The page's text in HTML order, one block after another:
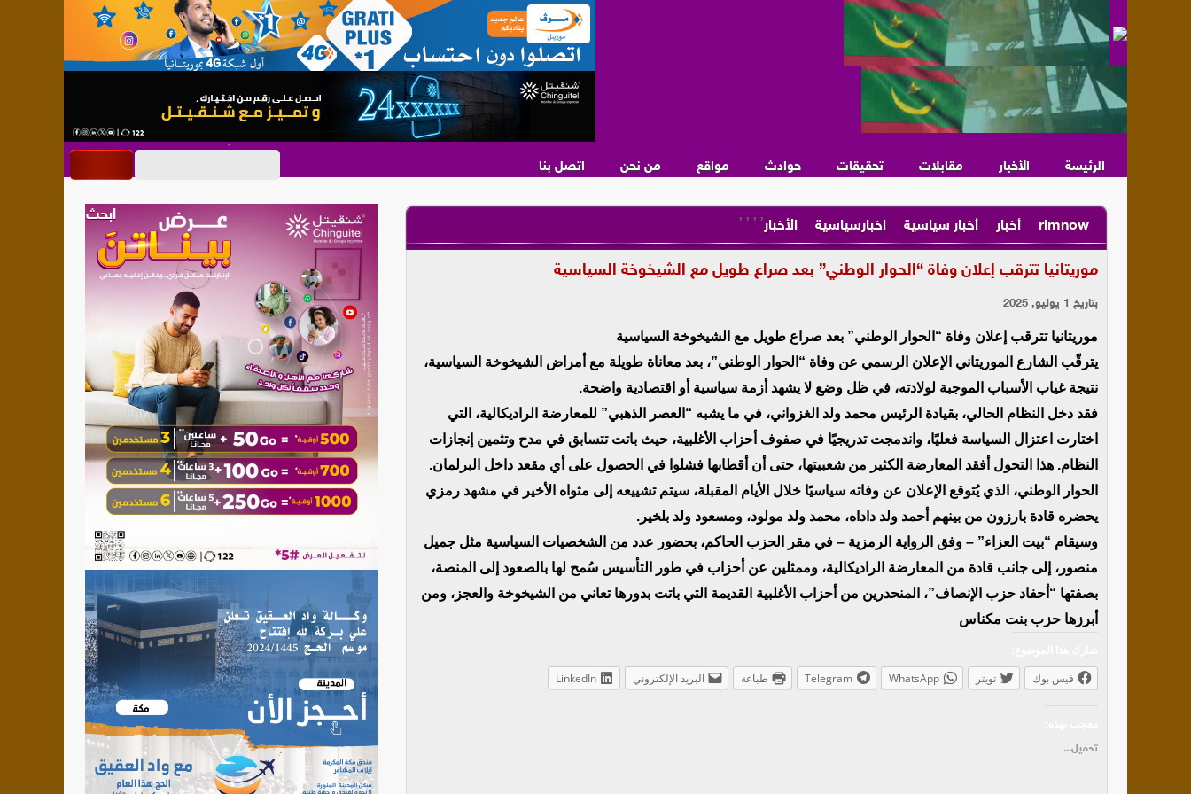
الرئيسة الأخبار مقابلات تحقيقات حوادث مواقع من نحن اتصل بنا
rimnow
,
أخبار
,
أخبار سياسية
,
اخبارسياسية
,
الأخبار
موريتانيا تترقب إعلان وفاة “الحوار الوطني” بعد صراع طويل مع الشيخوخة السياسية
بتاريخ 1 يوليو, 2025
موريتانيا تترقب إعلان وفاة “الحوار الوطني” بعد صراع طويل مع الشيخوخة السياسية
يترقّب الشارع الموريتاني الإعلان الرسمي عن وفاة “الحوار الوطني”، بعد معاناة طويلة مع أمراض الشيخوخة السياسية،
نتيجة غياب الأسباب الموجبة لولادته، في ظل وضع لا يشهد أزمة سياسية أو اقتصادية واضحة.
فقد دخل النظام الحالي، بقيادة الرئيس محمد ولد الغزواني، في ما يشبه “العصر الذهبي” للمعارضة الراديكالية، التي
اختارت اعتزال السياسة فعليًا، واندمجت تدريجيًا في صفوف أحزاب الأغلبية، حيث باتت تتسابق في مدح وتثمين إنجازات
النظام. هذا التحول أفقد المعارضة الكثير من شعبيتها، حتى أن أقطابها فشلوا في الحصول على أي مقعد داخل البرلمان.
الحوار الوطني، الذي يُتوقع الإعلان عن وفاته سياسيًا خلال الأيام المقبلة، سيتم تشييعه إلى مثواه الأخير في مشهد رمزي
يحضره قادة بارزون من بينهم أحمد ولد داداه، محمد ولد مولود، ومسعود ولد بلخير.
وسيقام “بيت العزاء” – وفق الرواية الرمزية – في مقر الحزب الحاكم، بحضور عدد من الشخصيات السياسية مثل جميل
منصور، إلى جانب قادة من المعارضة الراديكالية، وممثلين عن أحزاب في طور التأسيس سُمح لها بالصعود إلى المنصة،
بصفتها “أحفاد حزب الإنصاف”، المنحدرين من أحزاب الأغلبية القديمة التي باتت بدورها تعاني من الشيخوخة والعجز، ومن
أبرزها حزب بنت مكناس
فيس بوك تويتر WhatsApp
Telegram طباعة البريد الإلكتروني LinkedIn
تحميل...